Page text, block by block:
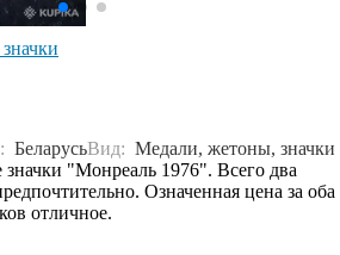
БеларусьВид: Медали, жетоны, значки
"Монреаль 1976". Всего два
Означенная цена за оба
отличное.